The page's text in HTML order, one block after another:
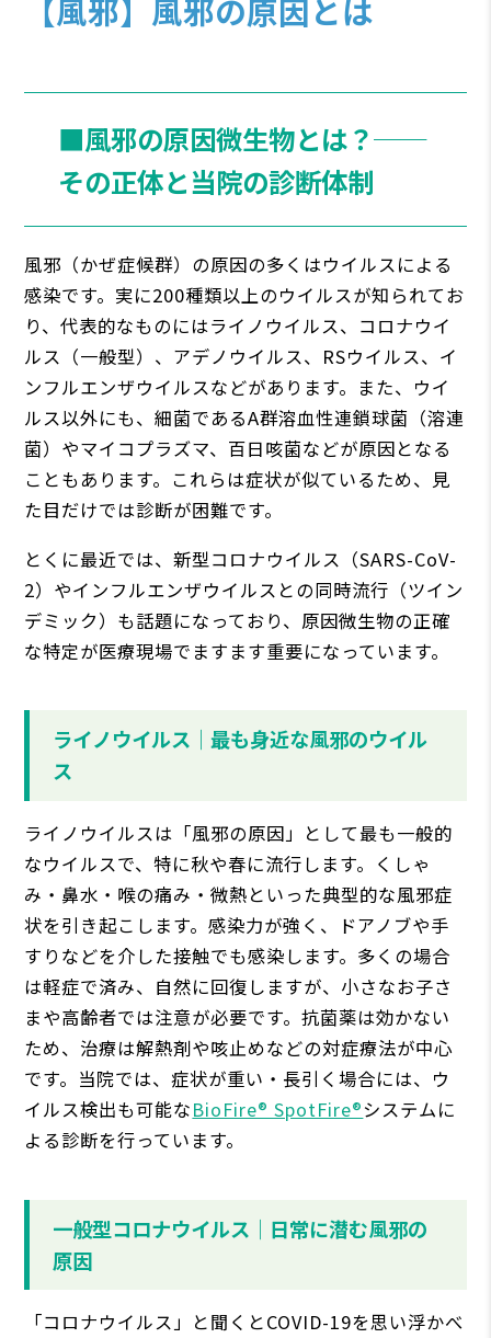
【風邪】風邪の原因とは
■風邪の原因微生物とは？──
その正体と当院の診断体制
風邪（かぜ症候群）の原因の多くはウイルスによる
感染です。実に200種類以上のウイルスが知られてお
り、代表的なものにはライノウイルス、コロナウイ
ルス（一般型）、アデノウイルス、RSウイルス、イ
ンフルエンザウイルスなどがあります。また、ウイ
ルス以外にも、細菌であるA群溶血性連鎖球菌（溶連
菌）やマイコプラズマ、百日咳菌などが原因となる
こともあります。これらは症状が似ているため、見
た目だけでは診断が困難です。
とくに最近では、新型コロナウイルス（SARS-CoV-
2）やインフルエンザウイルスとの同時流行（ツイン
デミック）も話題になっており、原因微生物の正確
な特定が医療現場でますます重要になっています。
ライノウイルス｜最も身近な風邪のウイル
ス
ライノウイルスは「風邪の原因」として最も一般的
なウイルスで、特に秋や春に流行します。くしゃ
み・鼻水・喉の痛み・微熱といった典型的な風邪症
状を引き起こします。感染力が強く、ドアノブや手
すりなどを介した接触でも感染します。多くの場合
は軽症で済み、自然に回復しますが、小さなお子さ
まや高齢者では注意が必要です。抗菌薬は効かない
ため、治療は解熱剤や咳止めなどの対症療法が中心
です。当院では、症状が重い・長引く場合には、ウ
イルス検出も可能なBioFire® SpotFire®システムに
よる診断を行っています。
一般型コロナウイルス｜日常に潜む風邪の
原因
「コロナウイルス」と聞くとCOVID-19を思い浮かべ